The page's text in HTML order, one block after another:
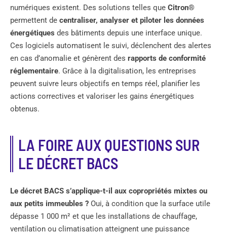
numériques existent. Des solutions telles que Citron®
permettent de centraliser, analyser et piloter les données
énergétiques des bâtiments depuis une interface unique.
Ces logiciels automatisent le suivi, déclenchent des alertes
en cas d’anomalie et génèrent des rapports de conformité
réglementaire. Grâce à la digitalisation, les entreprises
peuvent suivre leurs objectifs en temps réel, planifier les
actions correctives et valoriser les gains énergétiques
obtenus.
LA FOIRE AUX QUESTIONS SUR
LE DÉCRET BACS
Le décret BACS s’applique-t-il aux copropriétés mixtes ou
aux petits immeubles ? Oui, à condition que la surface utile
dépasse 1 000 m² et que les installations de chauffage,
ventilation ou climatisation atteignent une puissance